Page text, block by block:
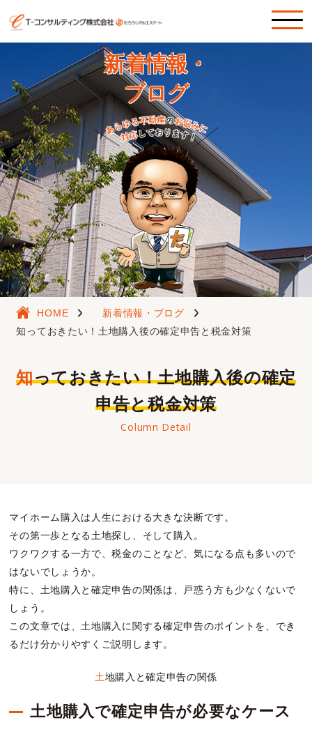
新着情報・
ブログ
HOME
新着情報・ブログ
知っておきたい！土地購入後の確定申告と税金対策
知っておきたい！土地購入後の確定
申告と税金対策
Column Detail
マイホーム購入は人生における大きな決断です。
その第一歩となる土地探し、そして購入。
ワクワクする一方で、税金のことなど、気になる点も多いので
はないでしょうか。
特に、土地購入と確定申告の関係は、戸惑う方も少なくないで
しょう。
この文章では、土地購入に関する確定申告のポイントを、でき
るだけ分かりやすくご説明します。
土地購入と確定申告の関係
土地購入で確定申告が必要なケース